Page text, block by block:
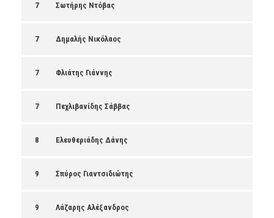
7 Σωτήρης Ντόβας
7 Δημαλής Νικόλαος
7 Φλιάτης Γιάννης
7 Πεχλιβανίδης Σάββας
8 Ελευθεριάδης Δάνης
9 Σπύρος Γιαντσιδιώτης
9 Λάζαρης Αλέξανδρος